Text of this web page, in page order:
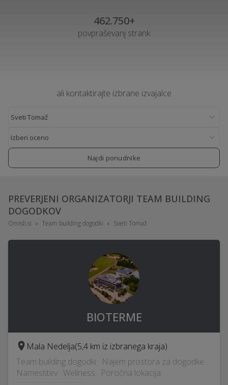
462.750+
povpraševanj strank
ali kontaktirajte izbrane izvajalce
Najdi ponudnike
PREVERJENI ORGANIZATORJI TEAM BUILDING
DOGODKOV
Omisli.si Team building dogodki Sveti Tomaž
BIOTERME
Mala Nedelja(5,4 km iz izbranega kraja)
Team building dogodki · Najem prostora za dogodke ·
Namestitev · Wellness · Poročna lokacija